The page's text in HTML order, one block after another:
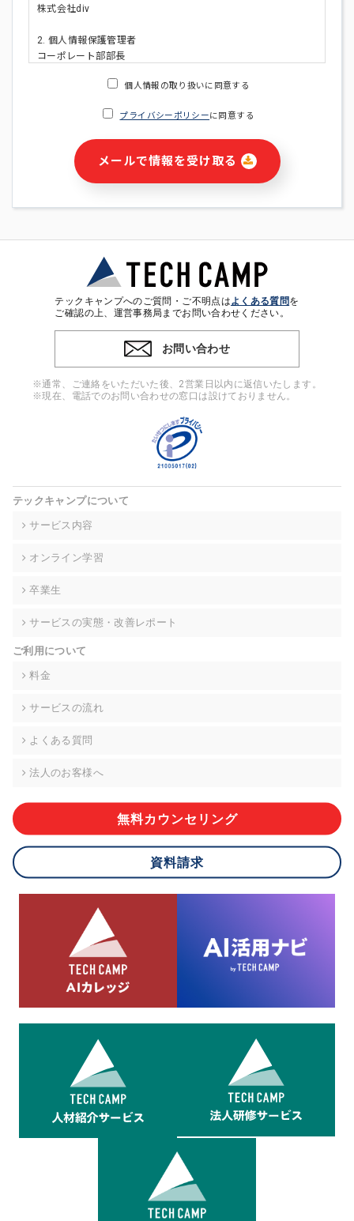
株式会社div
2. 個人情報保護管理者
コーポレート部部長
・ご請求された資料の送付のため
・本サービス及び本サービスに関連する情報(当社及び第三者の
サービス又は商品等の広告配信・宣伝を含みますが、それらに
・個人(法人の場合は担当者)を識別できない形式に加工した統
計情報の作成および利用
※上記の利用目的に基づいた本人への連絡及び配信について
4. 個人情報の第三者提供
ンをとるために、氏名等の一部の情報をサービス内で使用する
チャットツールで発信することにより、本サービスの他の利用
者等に提供することがあります。
当社は事業運営上、前項利用目的の範囲に限って個人情報を外
高い委託先を選定し、個人情報の適正管理・機密保持について
個人情報の開示等(利用目的の通知、開示、内容の訂正・追加・
て、下記の当社問合わせ窓口に申し出ることができます。その
的な期間内に対応いたします。ただし、申請が本人確認が不可
により、ご希望に添えない場合があります。 なお、アクセスロ
グなどの個人情報以外の情報については、原則として開示等は
株式会社div 個人情報問合せ窓口
メールアドレス:privacy_policy@di-v.co.jp
ご本人様が当社に個人情報を提供されるかどうかは任意による
応ができない場合があります。
8.cookieにより取得・分析した情報とその利用について
当社は第三者が運営するデータ・マネジメント・プラットフォ
ームからcookieにより収集されたウェブの閲覧機歴及びその分
析結果を取得し、これをお客様の個人データと結びつけた上
で、広告配信等の目的で利用いたします。
個人情報の取り扱いに同意する
プライバシーポリシーに同意する
メールで情報を受け取る
テックキャンプへのご質問・ご不明点はよくある質問を
ご確認の上、運営事務局までお問い合わせください。
お問い合わせ
※通常、ご連絡をいただいた後、2営業日以内に返信いたします。
※現在、電話でのお問い合わせの窓口は設けておりません。
テックキャンプについて
サービス内容
オンライン学習
卒業生
サービスの実態・改善レポート
ご利用について
料金
サービスの流れ
よくある質問
法人のお客様へ
無料カウンセリング
資料請求